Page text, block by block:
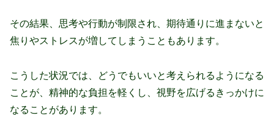
その結果、思考や行動が制限され、期待通りに進まないと
焦りやストレスが増してしまうこともあります。
こうした状況では、どうでもいいと考えられるようになる
ことが、精神的な負担を軽くし、視野を広げるきっかけに
なることがあります。